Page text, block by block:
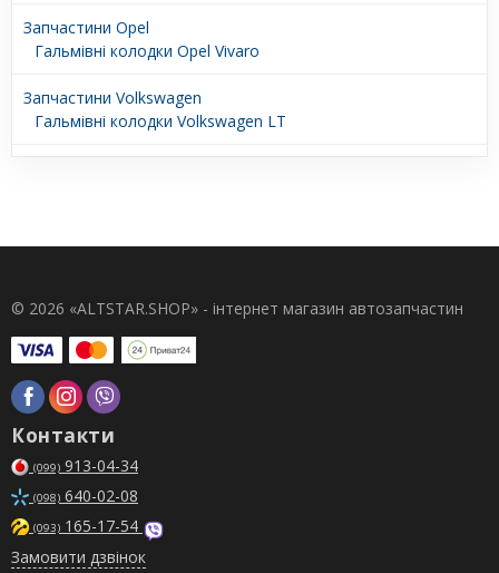
Запчастини Opel
Гальмівні колодки Opel Vivaro
Запчастини Volkswagen
Гальмівні колодки Volkswagen LT
© 2026 «ALTSTAR.SHOP» - інтернет магазин автозапчастин
Контакти
(099) 913-04-34
(098) 640-02-08
(093) 165-17-54
Замовити дзвінок